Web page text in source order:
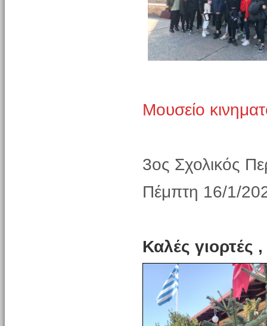
Μουσείο
3oς Σχολικός
Πέμπτη 16/1/
Καλές γιορτές ,